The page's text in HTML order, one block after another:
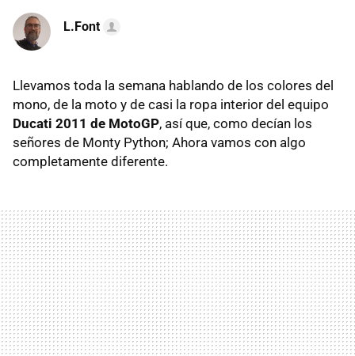
L.Font
Llevamos toda la semana hablando de los colores del
mono, de la moto y de casi la ropa interior del equipo
Ducati 2011 de MotoGP, así que, como decían los
señores de Monty Python; Ahora vamos con algo
completamente diferente.